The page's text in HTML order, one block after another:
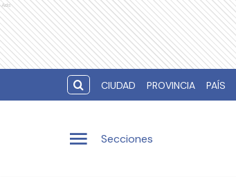
Ads
CIUDAD PROVINCIA PAÍS
Secciones